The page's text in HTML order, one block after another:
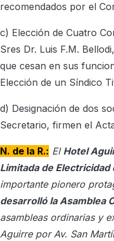
recomendados por el
c) Elección de Cuatro
Sres Dr. Luis F.M.
que cesan en sus
Elección de un Síndico
d) Designación de dos
Secretario, firmen el
N. de la R.: El Hotel
Limitada de Electricidad
importante pionero
desarrolló la Asamblea
asambleas ordinarias y
Aguirre por Av. San